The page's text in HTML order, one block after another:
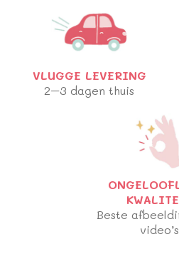
VLUGGE LEVERING
2–3 dagen thuis
Beste
video’s